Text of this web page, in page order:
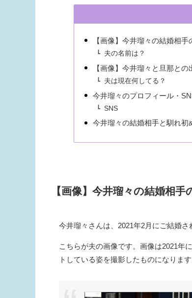
【画像】今井瑠々の結婚相手
夫の名前は？
【画像】今井瑠々と旦那との
夫は現在何してる？
今井瑠々のプロフィール・
SNS
今井瑠々の結婚相手と馴れ初
【画像】今井瑠々の結婚相手
今井瑠々さんは、2021年2月にご結婚さ
こちらが夫の画像です。画像は2021年
トしている姿を撮影したものになります